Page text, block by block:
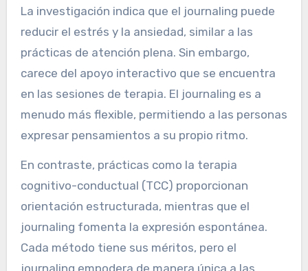
procesamiento emocional. A diferencia de la
terapia tradicional, el journaling es accesible y
se puede realizar de manera independiente,
promoviendo la percepción personal y la mejora
de la salud mental.
La investigación indica que el journaling puede
prácticas de atención plena. Sin embargo,
carece del apoyo interactivo que se encuentra
en las sesiones de terapia. El journaling es a
menudo más flexible, permitiendo a las personas
expresar pensamientos a su propio ritmo.